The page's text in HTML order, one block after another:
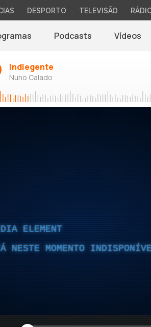
DESPORTO TELEVISÃO
Podcasts Vídeos
Indiegente
Nuno Calado